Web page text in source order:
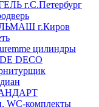
г.С.Петербург
г.Киров
цилиндры
DECO
WC-комплекты